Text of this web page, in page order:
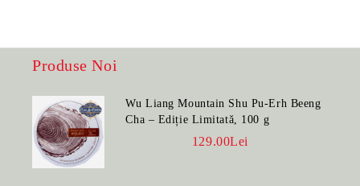
Produse Noi
Wu Liang Mountain Shu Pu-Erh Beeng
Cha – Ediție Limitată, 100 g
129.00Lei